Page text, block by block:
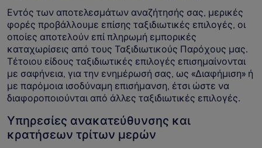
Εντός των αποτελεσμάτων αναζήτησής σας, μερικές
φορές προβάλλουμε επίσης ταξιδιωτικές επιλογές, οι
οποίες αποτελούν επί πληρωμή εμπορικές
καταχωρίσεις από τους Ταξιδιωτικούς Παρόχους μας.
Τέτοιου είδους ταξιδιωτικές επιλογές επισημαίνονται
με σαφήνεια, για την ενημέρωσή σας, ως «Διαφήμιση» ή
με παρόμοια ισοδύναμη επισήμανση, έτσι ώστε να
διαφοροποιούνται από άλλες ταξιδιωτικές επιλογές.
Υπηρεσίες ανακατεύθυνσης και
κρατήσεων τρίτων μερών